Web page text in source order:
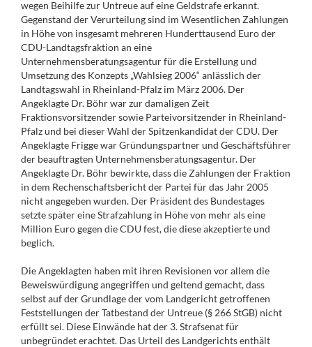
wegen Beihilfe zur Untreue auf eine Geldstrafe erkannt.
Gegenstand der Verurteilung sind im Wesentlichen Zahlungen
in Höhe von insgesamt mehreren Hunderttausend Euro der
CDU-Landtagsfraktion an eine
Unternehmensberatungsagentur für die Erstellung und
Umsetzung des Konzepts „Wahlsieg 2006“ anlässlich der
Landtagswahl in Rheinland-Pfalz im März 2006. Der
Angeklagte Dr. Böhr war zur damaligen Zeit
Fraktionsvorsitzender sowie Parteivorsitzender in Rheinland-
Pfalz und bei dieser Wahl der Spitzenkandidat der CDU. Der
Angeklagte Frigge war Gründungspartner und Geschäftsführer
der beauftragten Unternehmensberatungsagentur. Der
Angeklagte Dr. Böhr bewirkte, dass die Zahlungen der Fraktion
in dem Rechenschaftsbericht der Partei für das Jahr 2005
nicht angegeben wurden. Der Präsident des Bundestages
setzte später eine Strafzahlung in Höhe von mehr als eine
Million Euro gegen die CDU fest, die diese akzeptierte und
beglich.
Die Angeklagten haben mit ihren Revisionen vor allem die
Beweiswürdigung angegriffen und geltend gemacht, dass
selbst auf der Grundlage der vom Landgericht getroffenen
Feststellungen der Tatbestand der Untreue (§ 266 StGB) nicht
erfüllt sei. Diese Einwände hat der 3. Strafsenat für
unbegründet erachtet. Das Urteil des Landgerichts enthält